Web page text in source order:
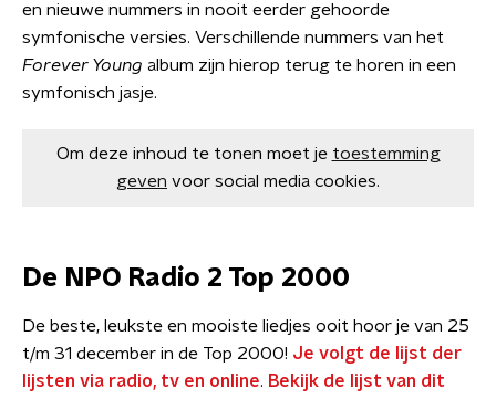
en nieuwe nummers in nooit eerder gehoorde
symfonische versies. Verschillende nummers van het
Forever Young album zijn hierop terug te horen in een
symfonisch jasje.
Om deze inhoud te tonen moet je toestemming
geven voor social media cookies.
De NPO Radio 2 Top 2000
De beste, leukste en mooiste liedjes ooit hoor je van 25
t/m 31 december in de Top 2000! Je volgt de lijst der
lijsten via radio, tv en online. Bekijk de lijst van dit